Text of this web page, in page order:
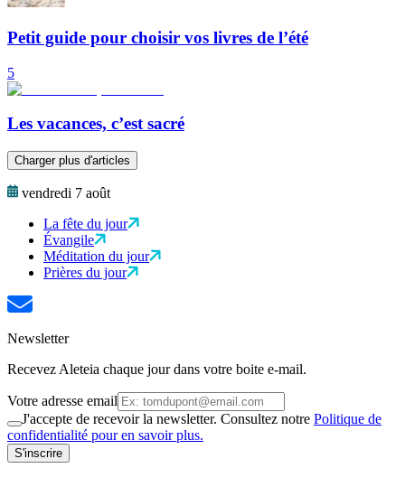
Petit guide pour choisir vos livres de l’été
5
Les vacances, c’est sacré
Charger plus d'articles
vendredi 7 août
La fête du jour
Évangile
Méditation du jour
Prières du jour
Newsletter
Recevez Aleteia chaque jour dans votre boite e-mail.
Votre adresse email
J'accepte de recevoir la newsletter. Consultez notre Politique de
confidentialité pour en savoir plus.
S'inscrire